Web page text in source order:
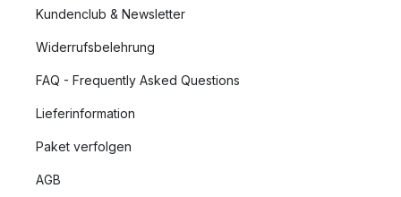
Kundenclub & Newsletter
Widerrufsbelehrung
FAQ - Frequently Asked Questions
Lieferinformation
Paket verfolgen
AGB